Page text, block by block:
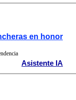
en honor
Asistente IA